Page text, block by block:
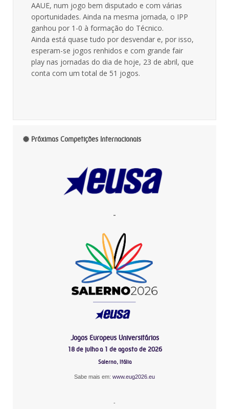
AAUE, num jogo bem disputado e com várias
oportunidades. Ainda na mesma jornada, o IPP
ganhou por 1-0 à formação do Técnico.
Ainda está quase tudo por desvendar e, por isso,
esperam-se jogos renhidos e com grande fair
play nas jornadas do dia de hoje, 23 de abril, que
conta com um total de 51 jogos.
Próximas Competições Internacionais
-
Jogos Europeus Universitários
18 de julho a 1 de agosto de 2026
Salerno, Itália
Sabe mais em: www.eug2026.eu
-